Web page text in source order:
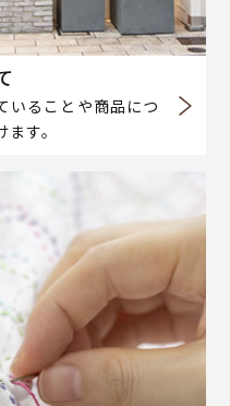
いることや商品につ
す。